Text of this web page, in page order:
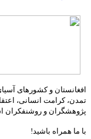
افغانستان و کشورهای
تمدن، کرامت انسانی،
پژوهشگران و روشنفکران
با ما همراه باشید!